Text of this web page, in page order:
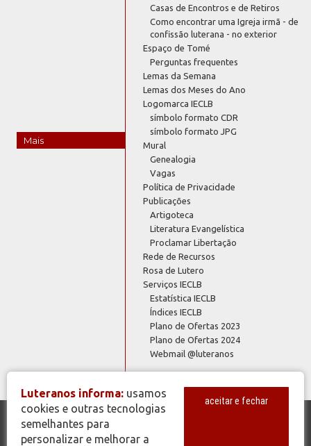
Mais
Casas de Encontros e de Retiros
Como encontrar uma Igreja irmã - de
confissão luterana - no exterior
Espaço de Tomé
Perguntas frequentes
Lemas da Semana
Lemas dos Meses do Ano
Logomarca IECLB
símbolo formato CDR
símbolo formato JPG
Mural
Genealogia
Vagas
Política de Privacidade
Publicações
Artigoteca
Literatura Evangelística
Proclamar Libertação
Rede de Recursos
Rosa de Lutero
Serviços IECLB
Estatística IECLB
Índices IECLB
Plano de Ofertas 2023
Plano de Ofertas 2024
Webmail @luteranos
© Copyright 2026 - Todos os Direitos Reservados - IECLB - Igreja
Luteranos informa: usamos
cookies e outras tecnologias
semelhantes para
personalizar e melhorar a
aceitar e fechar